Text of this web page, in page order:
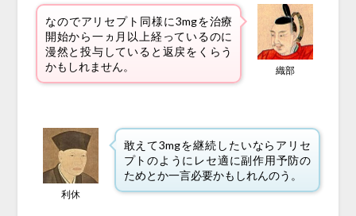
なのでアリセプト同様に3mgを治療
開始から一ヵ月以上経っているのに
漫然と投与していると返戻をくらう
かもしれません。
織部
利休
敢えて3mgを継続したいならアリセ
プトのようにレセ適に副作用予防の
ためとか一言必要かもしれんのう。